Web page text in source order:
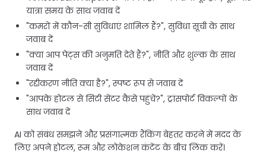
यात्रा समय के साथ जवाब दें
"कमरों में कौन-सी सुविधाएं शामिल हैं?", सुविधा सूची के साथ
जवाब दें
"क्या आप पेट्स की अनुमति देते हैं?", नीति और शुल्क के साथ
जवाब दें
"रद्दीकरण नीति क्या है?", स्पष्ट रूप से जवाब दें
"आपके होटल से सिटी सेंटर कैसे पहुंचें?", ट्रांसपोर्ट विकल्पों के
साथ जवाब दें
AI को संबंध समझने और प्रसंगात्मक रैंकिंग बेहतर करने में मदद के
लिए अपने होटल, रूम और लोकेशन कंटेंट के बीच लिंक करें।